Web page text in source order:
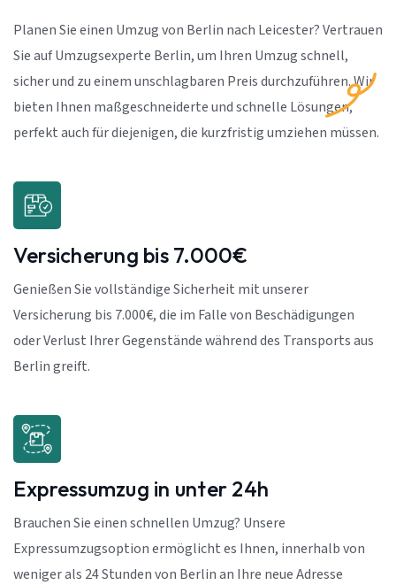
Planen Sie einen Umzug von Berlin nach Leicester? Vertrauen
Sie auf Umzugsexperte Berlin, um Ihren Umzug schnell,
sicher und zu einem unschlagbaren Preis durchzuführen. Wir
bieten Ihnen maßgeschneiderte und schnelle Lösungen,
perfekt auch für diejenigen, die kurzfristig umziehen müssen.
Versicherung bis 7.000€
Genießen Sie vollständige Sicherheit mit unserer
Versicherung bis 7.000€, die im Falle von Beschädigungen
oder Verlust Ihrer Gegenstände während des Transports aus
Berlin greift.
Expressumzug in unter 24h
Brauchen Sie einen schnellen Umzug? Unsere
Expressumzugsoption ermöglicht es Ihnen, innerhalb von
weniger als 24 Stunden von Berlin an Ihre neue Adresse